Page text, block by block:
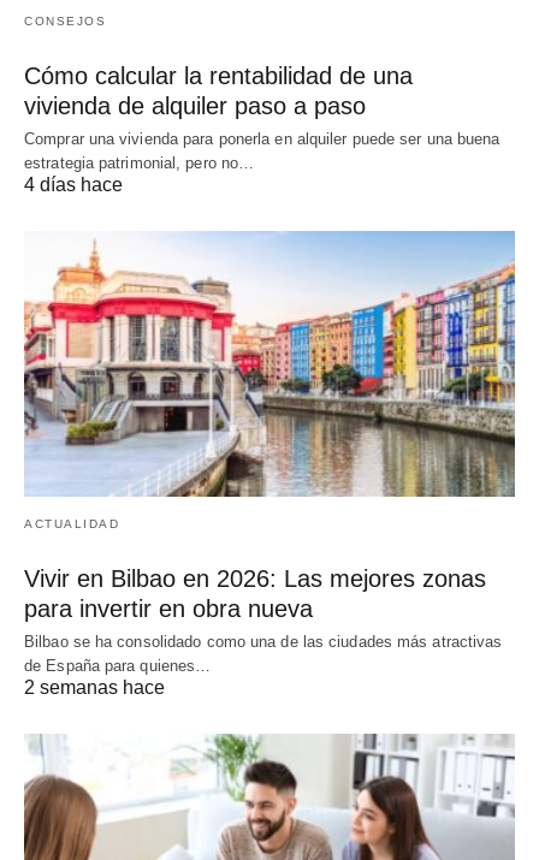
CONSEJOS
Cómo calcular la rentabilidad de una
vivienda de alquiler paso a paso
Comprar una vivienda para ponerla en alquiler puede ser una buena
estrategia patrimonial, pero no…
4 días hace
ACTUALIDAD
Vivir en Bilbao en 2026: Las mejores zonas
para invertir en obra nueva
Bilbao se ha consolidado como una de las ciudades más atractivas
de España para quienes…
2 semanas hace